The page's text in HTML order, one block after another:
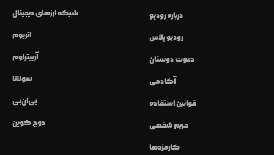
شبکه ارزهای دیجیتال
اتریوم
آربیتراوم
سولانا
بی‌ان‌بی
دوج کوین
درباره رودیو
رودیو پلاس
دعوت دوستان
آکادمی
قوانین استفاده
حریم شخصی
کارمزدها